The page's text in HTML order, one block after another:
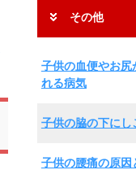
その他
子供の血便やお尻
れる病気
子供の脇の下にし
子供の腰痛の原因